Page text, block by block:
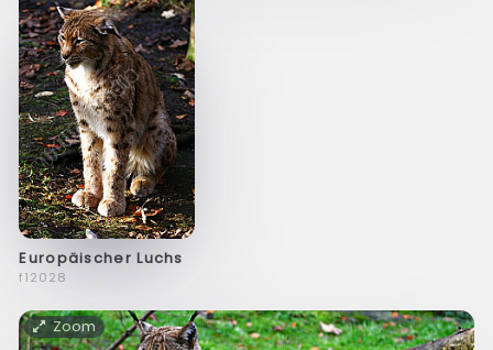
Europäischer Luchs
f12028
Zoom